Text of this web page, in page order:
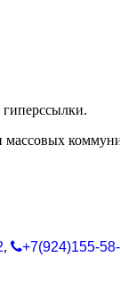
,
+7(924)155-